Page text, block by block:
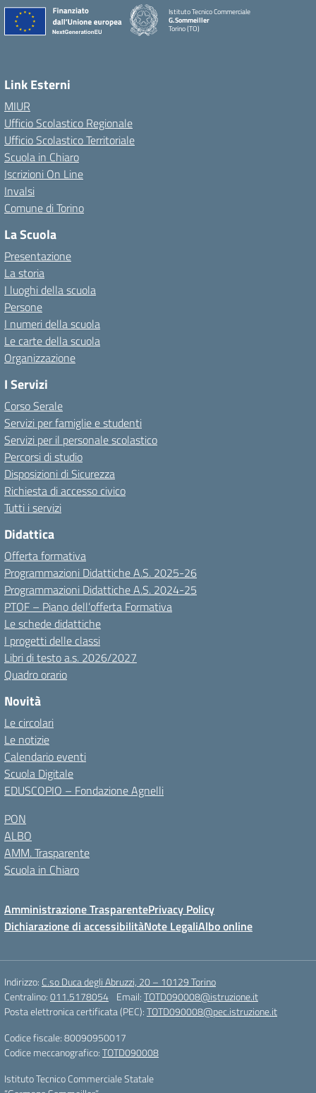
Istituto Tecnico Commerciale
G.Sommeiller
Torino (TO)
Link Esterni
MIUR
Ufficio Scolastico Regionale
Ufficio Scolastico Territoriale
Scuola in Chiaro
Iscrizioni On Line
Invalsi
Comune di Torino
La Scuola
Presentazione
La storia
I luoghi della scuola
Persone
I numeri della scuola
Le carte della scuola
Organizzazione
I Servizi
Corso Serale
Servizi per famiglie e studenti
Servizi per il personale scolastico
Percorsi di studio
Disposizioni di Sicurezza
Richiesta di accesso civico
Tutti i servizi
Didattica
Offerta formativa
Programmazioni Didattiche A.S. 2025-26
Programmazioni Didattiche A.S. 2024-25
PTOF – Piano dell’offerta Formativa
Le schede didattiche
I progetti delle classi
Libri di testo a.s. 2026/2027
Quadro orario
Novità
Le circolari
Le notizie
Calendario eventi
Scuola Digitale
EDUSCOPIO – Fondazione Agnelli
PON
ALBO
AMM. Trasparente
Scuola in Chiaro
Amministrazione TrasparentePrivacy Policy
Dichiarazione di accessibilitàNote LegaliAlbo online
Indirizzo: C.so Duca degli Abruzzi, 20 – 10129 Torino
Centralino:011.5178054 Email:TOTD090008@istruzione.it
Posta elettronica certificata (PEC):TOTD090008@pec.istruzione.it
Codice fiscale: 80090950017
Codice meccanografico:TOTD090008
Istituto Tecnico Commerciale Statale